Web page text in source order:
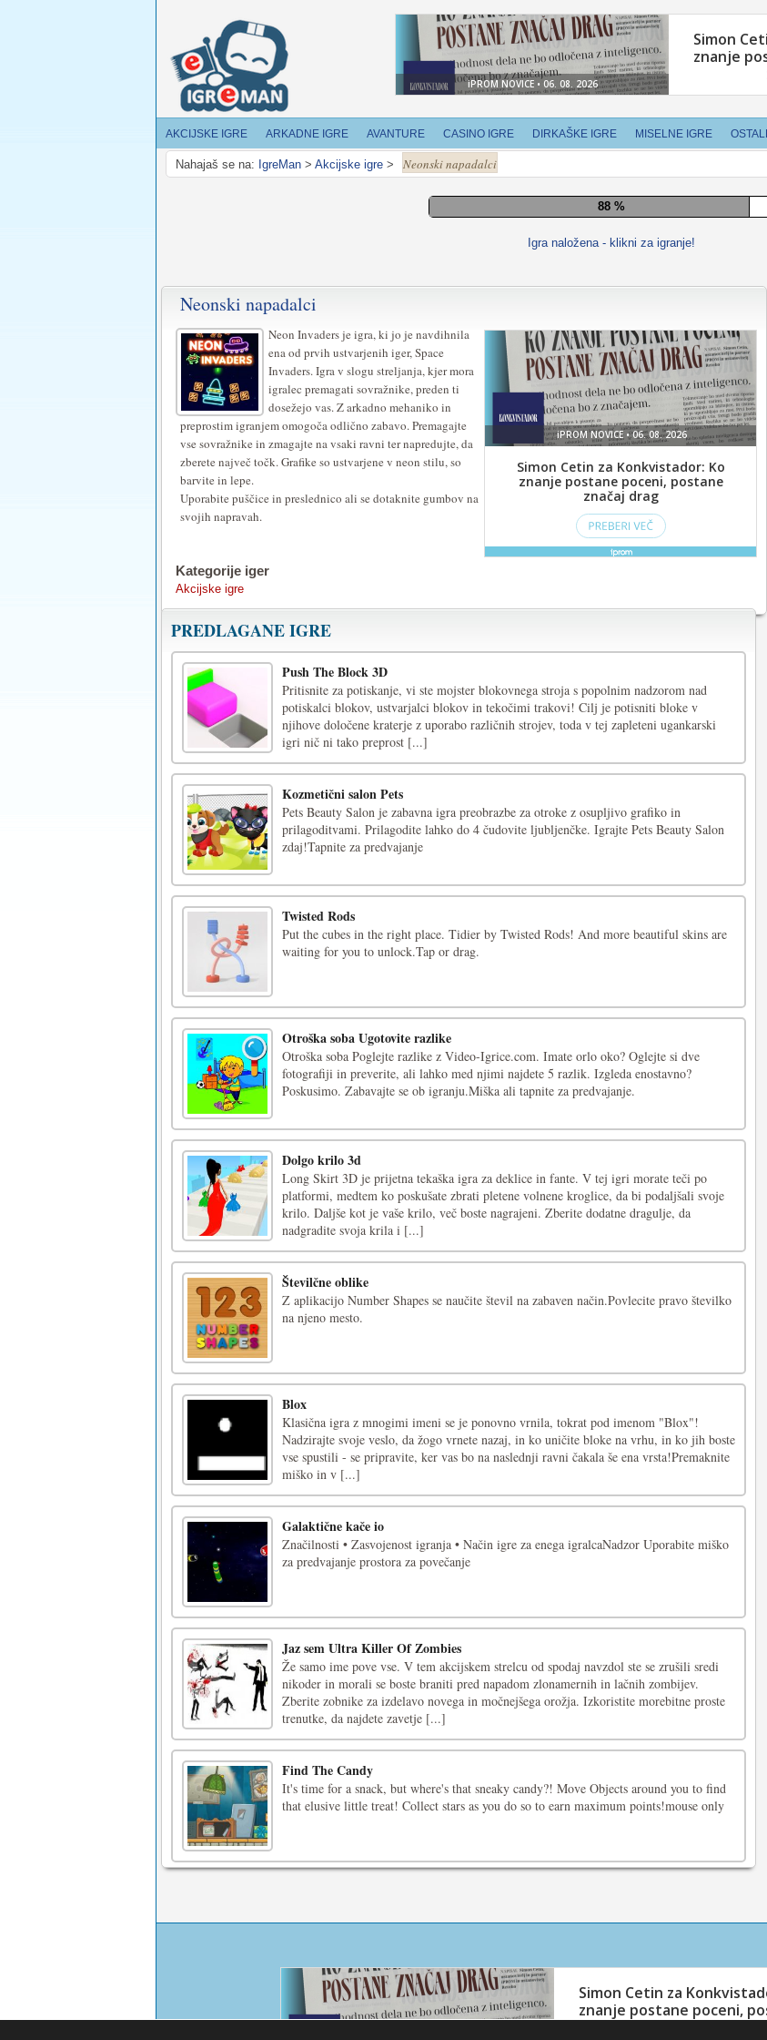
AKCIJSKE IGRE ARKADNE IGRE AVANTURE CASINO IGRE DIRKAŠKE IGRE MISELNE IGRE
Nahajaš se na: IgreMan > Akcijske igre > Neonski napadalci
94 %
Igra naložena - klikni za igranje!
Neonski napadalci
Neon Invaders je igra, ki jo je navdihnila
ena od prvih ustvarjenih iger, Space
Invaders. Igra v slogu streljanja, kjer mora
igralec premagati sovražnike, preden ti
dosežejo vas. Z arkadno mehaniko in
preprostim igranjem omogoča odlično zabavo. Premagajte
vse sovražnike in zmagajte na vsaki ravni ter napredujte, da
zberete največ točk. Grafike so ustvarjene v neon stilu, so
barvite in lepe.
Uporabite puščice in preslednico ali se dotaknite gumbov na
svojih napravah.
Kategorije iger
Akcijske igre
PREDLAGANE IGRE
Push The Block 3D
Pritisnite za potiskanje, vi ste mojster blokovnega stroja s popolnim nadzorom nad
potiskalci blokov, ustvarjalci blokov in tekočimi trakovi! Cilj je potisniti bloke v
njihove določene kraterje z uporabo različnih strojev, toda v tej zapleteni ugankarski
igri nič ni tako preprost [...]
Kozmetični salon Pets
Pets Beauty Salon je zabavna igra preobrazbe za otroke z osupljivo grafiko in
prilagoditvami. Prilagodite lahko do 4 čudovite ljubljenčke. Igrajte Pets Beauty Salon
zdaj!Tapnite za predvajanje
Twisted Rods
Put the cubes in the right place. Tidier by Twisted Rods! And more beautiful skins are
waiting for you to unlock.Tap or drag.
Otroška soba Ugotovite razlike
Otroška soba Poglejte razlike z Video-Igrice.com. Imate orlo oko? Oglejte si dve
fotografiji in preverite, ali lahko med njimi najdete 5 razlik. Izgleda enostavno?
Poskusimo. Zabavajte se ob igranju.Miška ali tapnite za predvajanje.
Dolgo krilo 3d
Long Skirt 3D je prijetna tekaška igra za deklice in fante. V tej igri morate teči po
platformi, medtem ko poskušate zbrati pletene volnene kroglice, da bi podaljšali svoje
krilo. Daljše kot je vaše krilo, več boste nagrajeni. Zberite dodatne dragulje, da
nadgradite svoja krila i [...]
Številčne oblike
Z aplikacijo Number Shapes se naučite števil na zabaven način.Povlecite pravo številko
na njeno mesto.
Blox
Klasična igra z mnogimi imeni se je ponovno vrnila, tokrat pod imenom "Blox"!
Nadzirajte svoje veslo, da žogo vrnete nazaj, in ko uničite bloke na vrhu, in ko jih boste
vse spustili - se pripravite, ker vas bo na naslednji ravni čakala še ena vrsta!Premaknite
miško in v [...]
Galaktične kače io
Značilnosti • Zasvojenost igranja • Način igre za enega igralcaNadzor Uporabite miško
za predvajanje prostora za povečanje
Jaz sem Ultra Killer Of Zombies
Že samo ime pove vse. V tem akcijskem strelcu od spodaj navzdol ste se zrušili sredi
nikoder in morali se boste braniti pred napadom zlonamernih in lačnih zombijev.
Zberite zobnike za izdelavo novega in močnejšega orožja. Izkoristite morebitne proste
trenutke, da najdete zavetje [...]
Find The Candy
It's time for a snack, but where's that sneaky candy?! Move Objects around you to find
that elusive little treat! Collect stars as you do so to earn maximum points!mouse only